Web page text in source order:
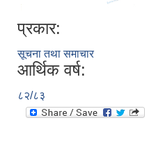
प्रकार:
सूचना तथा समाचार
आर्थिक वर्ष:
८२/८३